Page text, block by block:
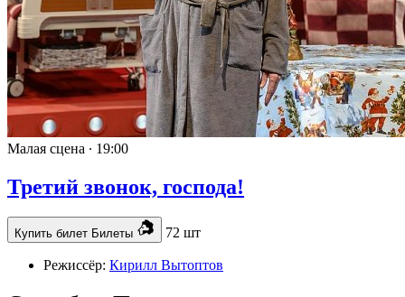
Малая сцена ∙ 19:00
Третий звонок, господа!
Купить билет Билеты 72 шт
Режиссёр: Кирилл Вытоптов